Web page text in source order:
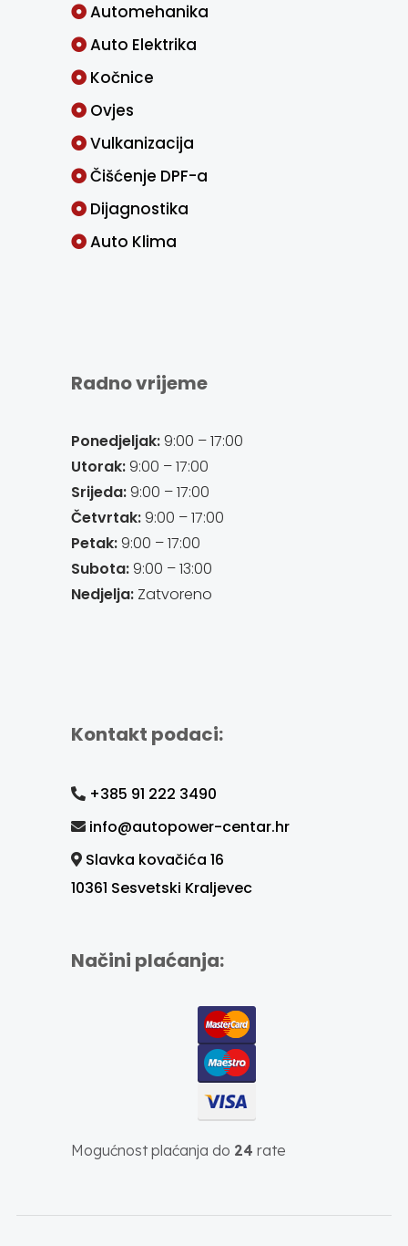
Automehanika
Auto Elektrika
Kočnice
Ovjes
Vulkanizacija
Čišćenje DPF-a
Dijagnostika
Auto Klima
Radno vrijeme
Ponedjeljak:9:00 – 17:00
Utorak:9:00 – 17:00
Srijeda:9:00 – 17:00
Četvrtak:9:00 – 17:00
Petak:9:00 – 17:00
Subota:9:00 – 13:00
Nedjelja:Zatvoreno
Kontakt podaci:
+385 91 222 3490
info@autopower-centar.hr
Slavka kovačića 16
10361 Sesvetski Kraljevec
Načini plaćanja:
Mogućnost plaćanja do 24 rate